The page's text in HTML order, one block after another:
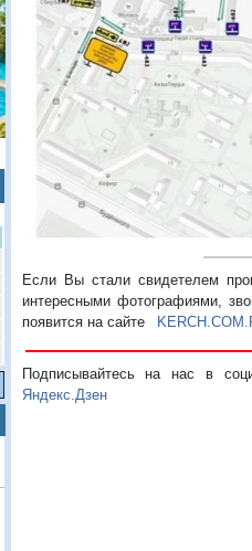
Если Вы стали свидетелем
интересными фотографиями,
появится на сайте
Подписывайтесь на нас в
Яндекс.Дзен